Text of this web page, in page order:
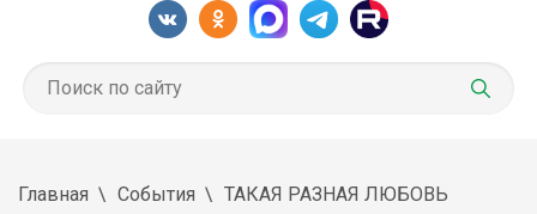
Главная События ТАКАЯ РАЗНАЯ ЛЮБОВЬ